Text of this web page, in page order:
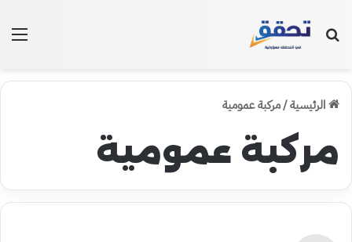
بحث عن
الرئيسية/مركبة عمومية
مركبة عمومية